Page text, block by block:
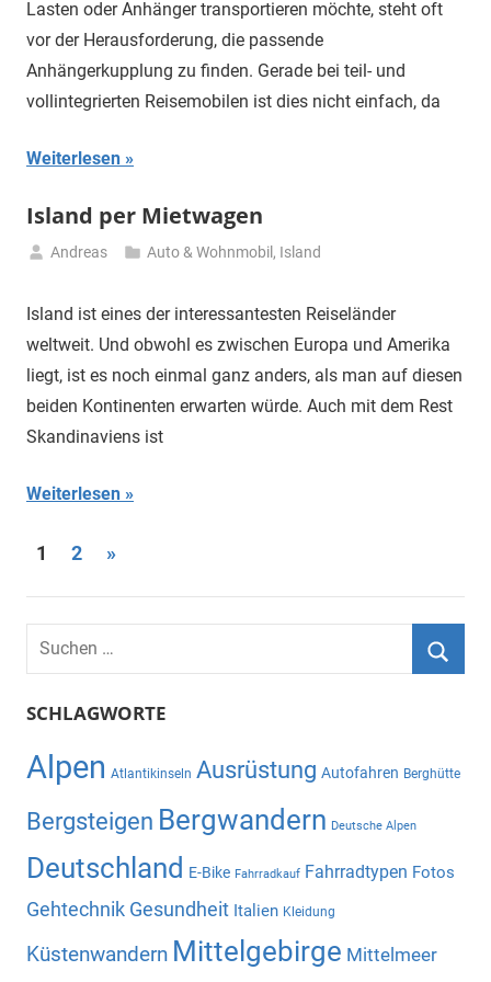
Lasten oder Anhänger transportieren möchte, steht oft
vor der Herausforderung, die passende
Anhängerkupplung zu finden. Gerade bei teil- und
vollintegrierten Reisemobilen ist dies nicht einfach, da
Weiterlesen
Island per Mietwagen
September
Andreas Auto & Wohnmobil , Island
Island ist eines der interessantesten Reiseländer
weltweit. Und obwohl es zwischen Europa und Amerika
liegt, ist es noch einmal ganz anders, als man auf diesen
beiden Kontinenten erwarten würde. Auch mit dem Rest
Skandinaviens ist
Weiterlesen
Seitennummerierung
der
Beiträge
1 2
Nächste
»
Suchen
nach:
SCHLAGWORTE
Alpen Atlantikinseln Ausrüstung Autofahren Berghütte
Bergsteigen Bergwandern Deutsche Alpen
Deutschland E-Bike Fahrradkauf Fahrradtypen Fotos
Gehtechnik Gesundheit Italien Kleidung
Küstenwandern Mittelgebirge Mittelmeer